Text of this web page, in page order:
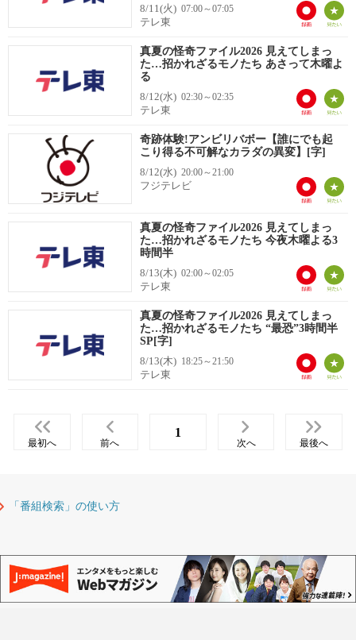
8/11(火) 07:00～07:05
テレ東
真夏の怪奇ファイル2026 見えてしまっ
た…招かれざるモノたち あさって木曜よ
る
8/12(水) 02:30～02:35
テレ東
奇跡体験!アンビリバボー【誰にでも起
こり得る不可解なカラダの異変】[字]
8/12(水) 20:00～21:00
フジテレビ
真夏の怪奇ファイル2026 見えてしまっ
た…招かれざるモノたち 今夜木曜よる3
時間半
8/13(木) 02:00～02:05
テレ東
真夏の怪奇ファイル2026 見えてしまっ
た…招かれざるモノたち “最恐”3時間半
SP[字]
8/13(木) 18:25～21:50
テレ東
最初へ 前へ
1
次へ 最後へ
「番組検索」の使い方